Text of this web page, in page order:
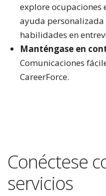
explore ocupaciones
ayuda
habilidades en
Manténgase en
Comunicaciones
CareerForce.
Conéctese
servicios